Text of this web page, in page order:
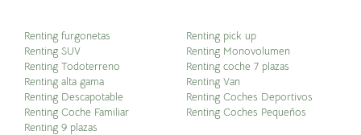
Renting furgonetas
Renting SUV
Renting Todoterreno
Renting alta gama
Renting Descapotable
Renting Coche Familiar
Renting 9 plazas
Renting pick up
Renting Monovolumen
Renting coche 7 plazas
Renting Van
Renting Coches Deportivos
Renting Coches Pequeños